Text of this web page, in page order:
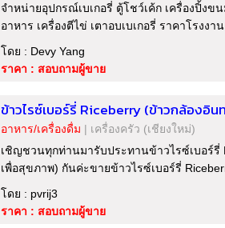
จำหน่ายอุปกรณ์เบเกอรี่ ตู้โชว์เค้ก เครื่องปิ้งข
อาหาร เครื่องตีไข่ เตาอบเบเกอรี่ ราคาโรงงา
โดย : Devy Yang
ราคา : สอบถามผู้ขาย
ข้าวไรซ์เบอร์รี่ Riceberry (ข้าวกล้องอิน
อาหาร/เครื่องดื่ม | เครื่องครัว (เชียงใหม่)
เชิญชวนทุกท่านมารับประทานข้าวไรซ์เบอร์รี่
เพื่อสุขภาพ) กันค่ะขายข้าวไรซ์เบอร์รี่
โดย : pvrij3
ราคา : สอบถามผู้ขาย